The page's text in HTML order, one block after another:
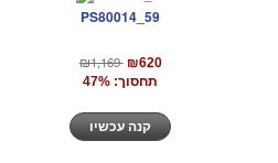
PS80014_59
₪1,169 ₪620
תחסוך: 47%